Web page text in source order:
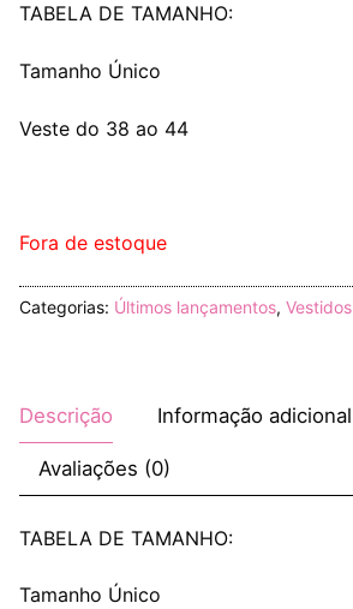
TABELA DE TAMANHO:
Tamanho Único
Veste do 38 ao 44
Fora de estoque
Categorias: Últimos lançamentos, Vestidos
Descrição Informação adicional
Avaliações (0)
TABELA DE TAMANHO:
Tamanho Único